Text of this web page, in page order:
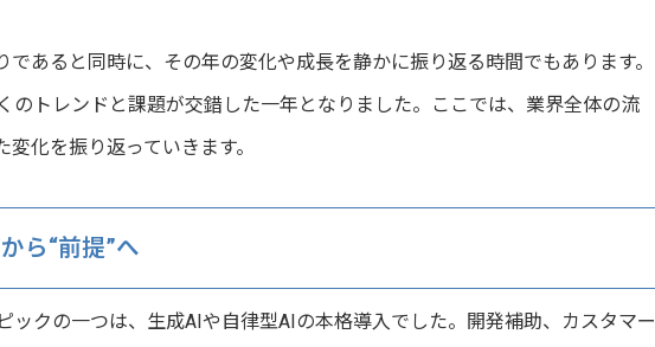
あると同時に、その年の変化や成長を静かに振り返る時間でもあります。
のトレンドと課題が交錯した一年となりました。ここでは、業界全体の流
化を振り返っていきます。
ら“前提”へ
ックの一つは、生成AIや自律型AIの本格導入でした。開発補助、カスタマー